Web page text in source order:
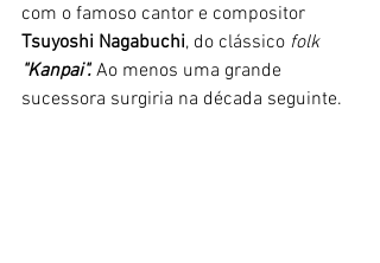
com o famoso cantor e compositor
Tsuyoshi Nagabuchi, do clássico folk
"Kanpai". Ao menos uma grande
sucessora surgiria na década seguinte.